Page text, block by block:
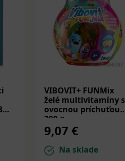
VIBOVIT+ FUNMix
želé multivitamíny s
ovocnou príchuťou
200 g
9,07 €
Na sklade